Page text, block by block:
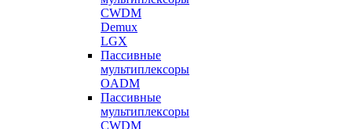
CWDM
Demux
LGX
Пассивные
мультиплексоры
OADM
Пассивные
мультиплексоры
CWDM